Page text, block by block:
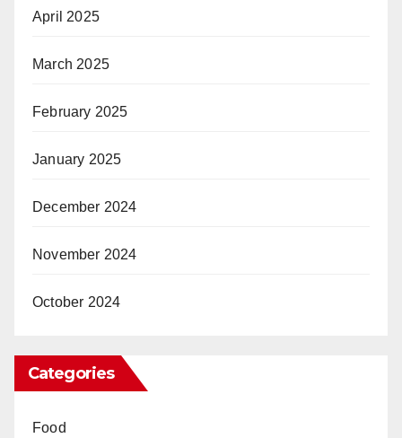
April 2025
March 2025
February 2025
January 2025
December 2024
November 2024
October 2024
Categories
Food